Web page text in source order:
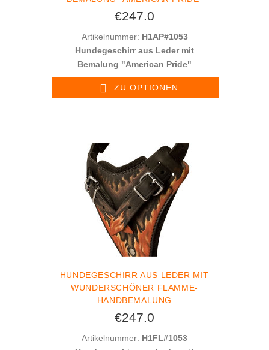
€247.0
Artikelnummer: H1AP#1053
Hundegeschirr aus Leder mit
Bemalung "American Pride"
ZU OPTIONEN
HUNDEGESCHIRR AUS LEDER MIT
WUNDERSCHÖNER FLAMME-
HANDBEMALUNG
€247.0
Artikelnummer: H1FL#1053